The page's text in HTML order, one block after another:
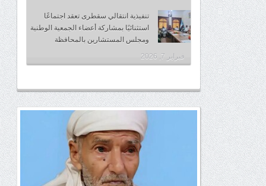
تنفيذية انتقالي سقطرى تعقد اجتماعًا
استثنائيًا بمشاركة أعضاء الجمعية الوطنية
ومجلس المستشارين بالمحافظة
فبراير 7, 2026